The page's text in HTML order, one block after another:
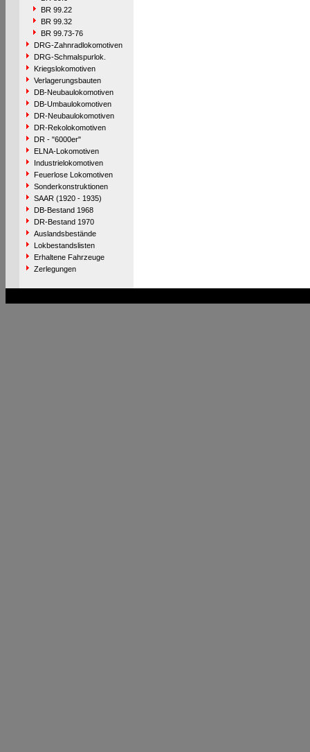
BR 99.22
BR 99.32
BR 99.73-76
DRG-Zahnradlokomotiven
DRG-Schmalspurlok.
Kriegslokomotiven
Verlagerungsbauten
DB-Neubaulokomotiven
DB-Umbaulokomotiven
DR-Neubaulokomotiven
DR-Rekolokomotiven
DR - "6000er"
ELNA-Lokomotiven
Industrielokomotiven
Feuerlose Lokomotiven
Sonderkonstruktionen
SAAR (1920 - 1935)
DB-Bestand 1968
DR-Bestand 1970
Auslandsbestände
Lokbestandslisten
Erhaltene Fahrzeuge
Zerlegungen